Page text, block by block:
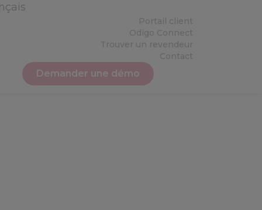
Portail client
Odigo Connect
Trouver un revendeur
Contact
Demander une démo